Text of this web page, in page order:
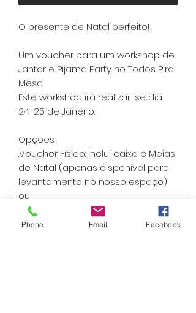
O presente de Natal perfeito!
Um voucher para um workshop de
Jantar e Pijama Party no Todos P'ra
Mesa.
Este workshop irá realizar-se dia
24-25 de Janeiro.
Opções:
.Voucher Físico: Incluí caixa e Meias
de Natal (apenas disponível para
levantamento no nosso espaço)
ou
.Voucher Digital: Incluí apenas o PDF
com o Voucher
Phone Email Facebook